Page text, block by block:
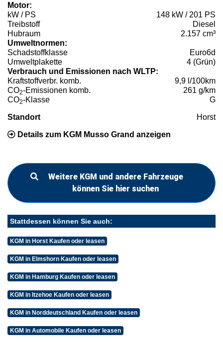
Motor:
kW / PS
148 kW / 201 PS
Treibstoff
Diesel
Hubraum
2.157 cm³
Umweltnormen:
Schadstoffklasse
Euro6d
Umweltplakette
4 (Grün)
Verbrauch und Emissionen nach WLTP:
Kraftstoffverbr. komb.
9,9 l/100km
CO2-Emissionen komb.
261 g/km
CO2-Klasse G
Standort Horst
Details zum KGM Musso Grand anzeigen
Weitere KGM und andere Fahrzeuge
können Sie hier suchen
Stattdessen können Sie auch:
KGM in Horst Kaufen oder leasen
KGM in Elmshorn Kaufen oder leasen
KGM in Hamburg Kaufen oder leasen
KGM in Itzehoe Kaufen oder leasen
KGM in Norddeutschland Kaufen oder leasen
KGM in Automobile Kaufen oder leasen